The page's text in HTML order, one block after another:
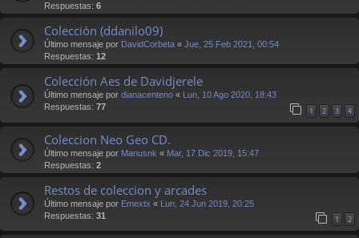
Respuestas: 6
Colección (ddanilo09)
Último mensaje por DavidCorbeta « Jue, 25 Feb 2021, 00:54
Respuestas: 12
Colección Aes de Davidjerele
Último mensaje por dianacenteno « Lun, 10 Ago 2020, 18:43
Respuestas: 77 1 2 3 4
Coleccion Neo Geo CD.
Último mensaje por Manusnk « Mar, 17 Dic 2019, 15:47
Respuestas: 2
Restos de coleccion y arcades
Último mensaje por Emextx « Lun, 24 Jun 2019, 20:25
Respuestas: 31 1 2